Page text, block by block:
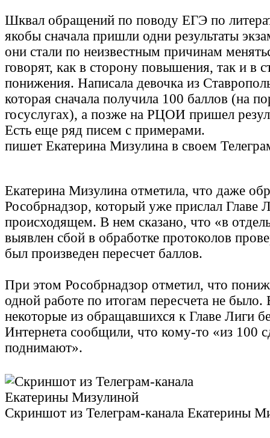
Шквал обращений по поводу ЕГЭ по
якобы сначала пришли одни результаты
они стали по неизвестным причинам
говорят, как в сторону повышения, так и в
понижения. Написала девочка из
которая сначала получила 100 баллов (на
госуслугах), а позже на РЦОИ пришел
Есть еще ряд писем с примерами.
пишет Екатерина Мизулина в своем
Екатерина Мизулина отметила, что даже
Рособрнадзор, который уже прислал Главе
происходящем. В нем сказано, что «в
выявлен сбой в обработке протоколов
был произведен пересчет баллов.
При этом Рособрнадзор отметил, что
одной работе по итогам пересчета не
некоторые из обращавшихся к Главе Лиги
Интернета сообщили, что кому-то «из 100
поднимают».
Скриншот из Телеграм-канала Екатерины